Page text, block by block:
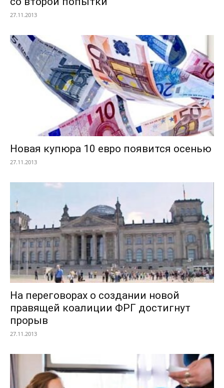
27.11.2013
Новая купюра 10 евро появится осенью
27.11.2013
На переговорах о создании новой
правящей коалиции ФРГ достигнут
прорыв
27.11.2013